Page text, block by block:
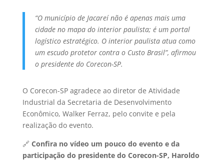
“O município de Jacareí não é apenas mais uma
cidade no mapa do interior paulista; é um portal
logístico estratégico. O interior paulista atua como
um escudo protetor contra o Custo Brasil”, afirmou
o presidente do Corecon-SP.
O Corecon-SP agradece ao diretor de Atividade
Industrial da Secretaria de Desenvolvimento
Econômico, Walker Ferraz, pelo convite e pela
realização do evento.
🔗 Confira no vídeo um pouco do evento e da
participação do presidente do Corecon-SP, Haroldo